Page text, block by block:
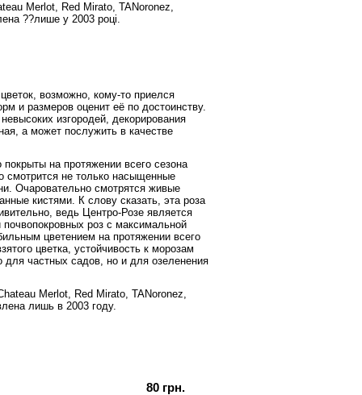
Merlot, Red Mirato, TANoronez,
??лише у 2003 році.
цветок, возможно, кому-то приелся
и размеров оценит её по достоинству.
изгородей, декорирования
а может послужить в качестве
на протяжении всего сезона
смотрится не только насыщенные
Очаровательно смотрятся живые
кистями. К слову сказать, эта роза
ведь Центро-Розе является
роз с максимальной
цветением на протяжении всего
цветка, устойчивость к морозам
для частных садов, но и для озеленения
Merlot, Red Mirato, TANoronez,
лишь в 2003 году.
80 грн.